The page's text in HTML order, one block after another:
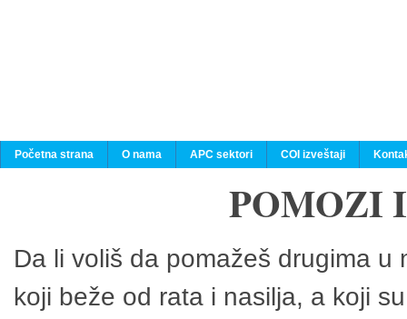
Početna strana O nama APC sektori COI izveštaji
POMOZI
Da li voliš da pomažeš drugima
koji beže od rata i nasilja, a koji